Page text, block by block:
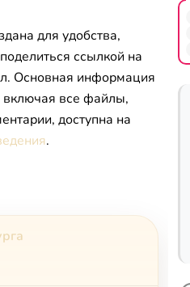
для удобства,
ссылкой на
Основная информация
включая все файлы,
доступна на
.